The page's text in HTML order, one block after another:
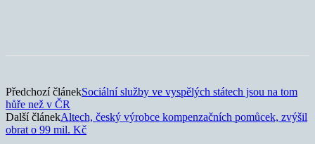
Předchozí článekSociální služby ve vyspělých státech jsou na tom
hůře než v ČR
Další článekAltech, český výrobce kompenzačních pomůcek, zvýšil
obrat o 99 mil. Kč